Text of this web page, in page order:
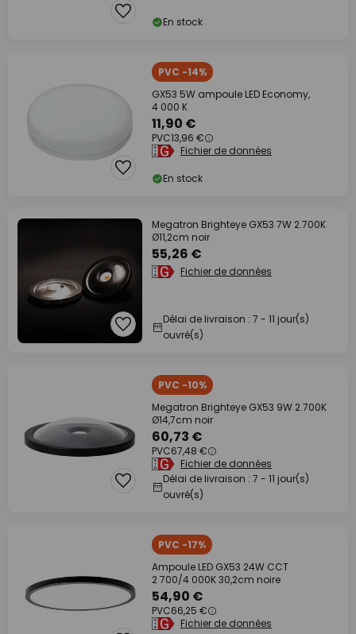
En stock
PVC -14%
GX53 5W ampoule LED Economy,
4 000 K
11,90 €
PVC13,96 €
Fichier de données
En stock
Megatron Brighteye GX53 7W 2.700K
Ø11,2cm noir
55,26 €
Fichier de données
Délai de livraison : 7 - 11 jour(s)
ouvré(s)
PVC -10%
Megatron Brighteye GX53 9W 2.700K
Ø14,7cm noir
60,73 €
PVC67,48 €
Fichier de données
Délai de livraison : 7 - 11 jour(s)
ouvré(s)
PVC -17%
Ampoule LED GX53 24W CCT
2 700/4 000K 30,2cm noire
54,90 €
PVC66,25 €
Fichier de données